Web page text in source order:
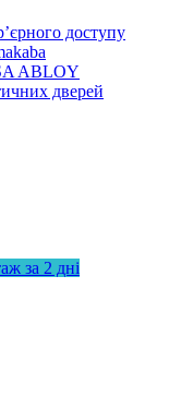
доступу
ABLOY
дверей
за 2 дні